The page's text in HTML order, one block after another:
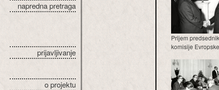
napredna pretraga
prijavljivanje
o projektu
Prijem
komisije